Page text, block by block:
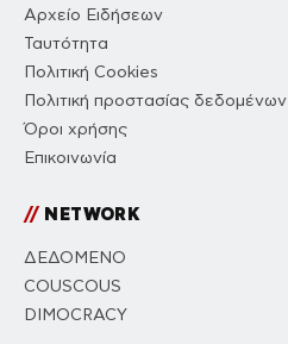
Αρχείο Ειδήσεων
Ταυτότητα
Πολιτική Cookies
Πολιτική προστασίας δεδομένων
Όροι χρήσης
Επικοινωνία
//NETWORK
ΔΕΔΟΜΕΝΟ
COUSCOUS
DIMOCRACY